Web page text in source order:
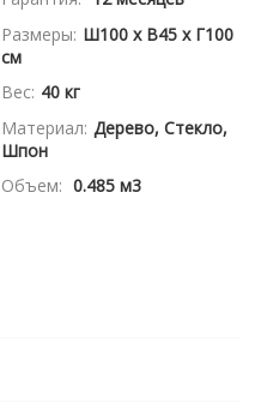
Размеры: Ш100 x В45 x Г100
см
Вес: 40 кг
Материал: Дерево, Стекло,
Шпон
Объем: 0.485 м3